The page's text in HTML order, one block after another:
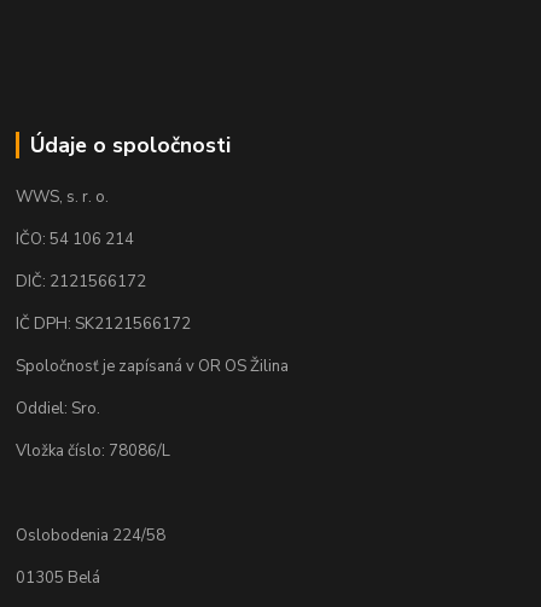
Údaje o spoločnosti
WWS, s. r. o.
IČO: 54 106 214
DIČ: 2121566172
IČ DPH: SK2121566172
Spoločnosť je zapísaná v OR OS Žilina
Oddiel: Sro.
Vložka číslo: 78086/L
Oslobodenia 224/58
01305 Belá